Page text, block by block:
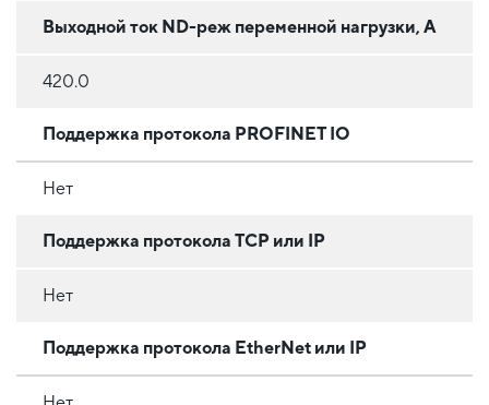
Выходной ток ND-реж переменной нагрузки, А
420.0
Поддержка протокола PROFINET IO
Нет
Поддержка протокола TCP или IP
Нет
Поддержка протокола EtherNet или IP